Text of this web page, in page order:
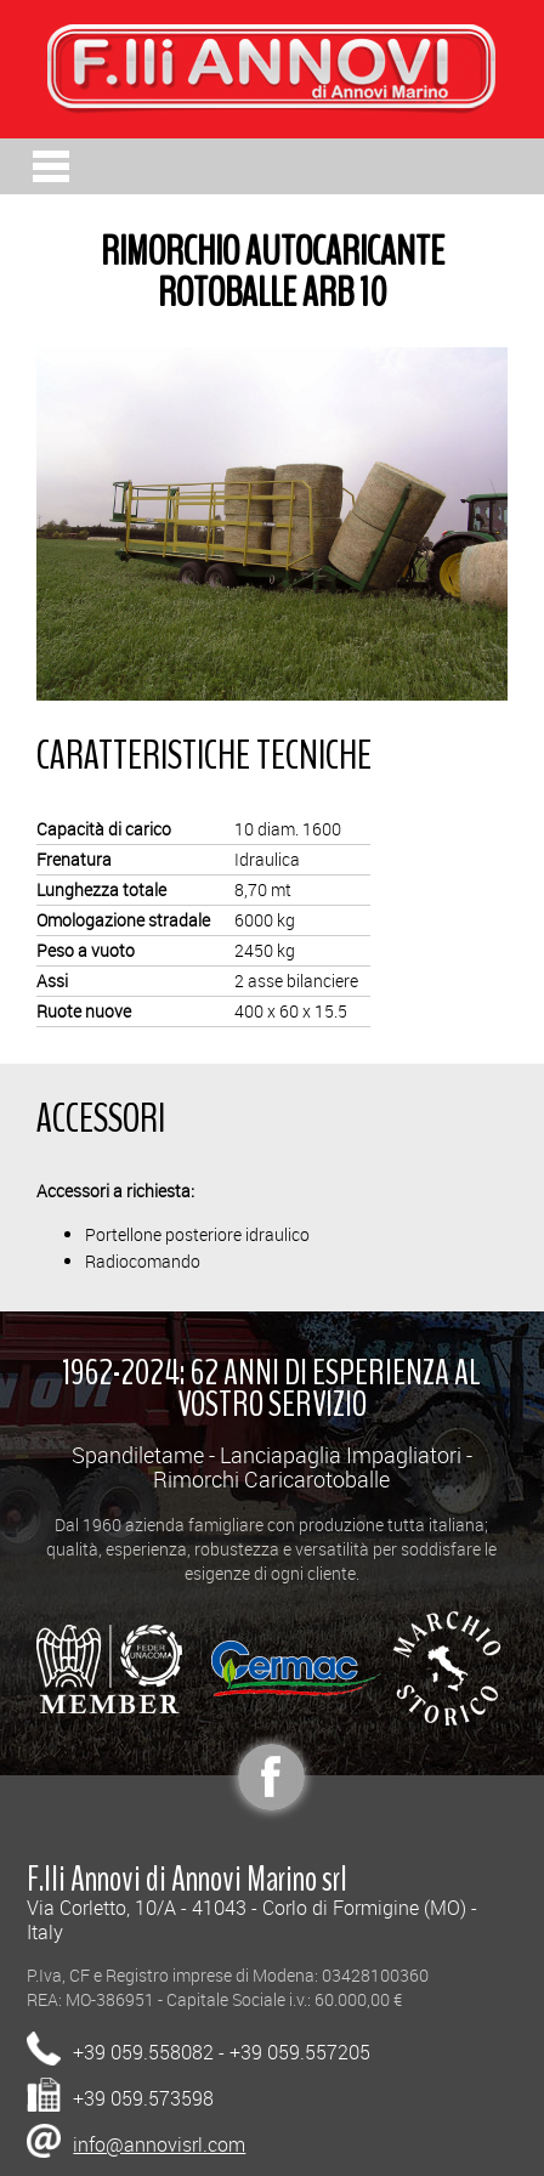
RIMORCHIO AUTOCARICANTE
ROTOBALLE ARB 10
CARATTERISTICHE TECNICHE
Capacità di carico
10 diam. 1600
Frenatura
Idraulica
Lunghezza totale
8,70 mt
Omologazione stradale
6000 kg
Peso a vuoto
2450 kg
Assi
2 asse bilanciere
Ruote nuove
400 x 60 x 15.5
ACCESSORI
Accessori a richiesta:
Portellone posteriore idraulico
Radiocomando
1962-2024: 62 ANNI DI ESPERIENZA AL
VOSTRO SERVIZIO
Spandiletame - Lanciapaglia Impagliatori -
Rimorchi Caricarotoballe
Dal 1960 azienda famigliare con produzione tutta italiana;
qualità, esperienza, robustezza e versatilità per soddisfare le
esigenze di ogni cliente.
F.lli Annovi di Annovi Marino srl
Via Corletto, 10/A - 41043 - Corlo di Formigine (MO) -
Italy
P.Iva, CF e Registro imprese di Modena: 03428100360
REA: MO-386951 - Capitale Sociale i.v.: 60.000,00 €
+39 059.558082 - +39 059.557205
+39 059.573598
info@annovisrl.com